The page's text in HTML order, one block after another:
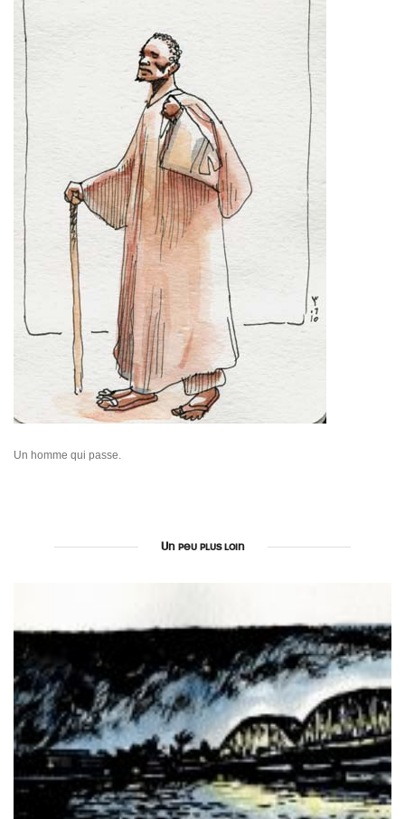
Un homme qui passe.
Un peu plus loin